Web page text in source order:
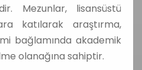
Mezunlar, lisansüstü
katılarak araştırma,
bağlamında akademik
olanağına sahiptir.